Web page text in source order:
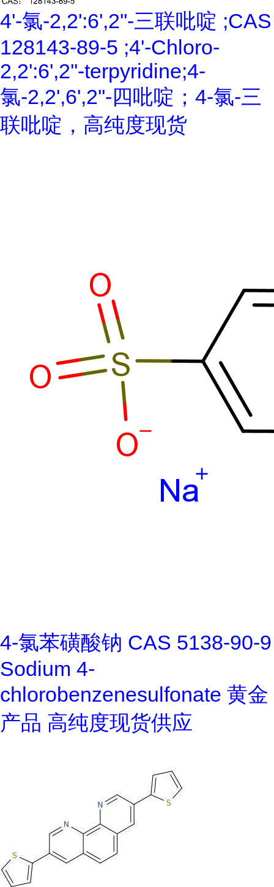
4'-氯-2,2':6',2''-三联吡啶 ;CAS
128143-89-5 ;4'-Chloro-
2,2':6',2''-terpyridine;4-
氯-2,2',6',2''-四吡啶；4-氯-三
联吡啶，高纯度现货
4-氯苯磺酸钠 CAS 5138-90-9
Sodium 4-
chlorobenzenesulfonate 黄金
产品 高纯度现货供应